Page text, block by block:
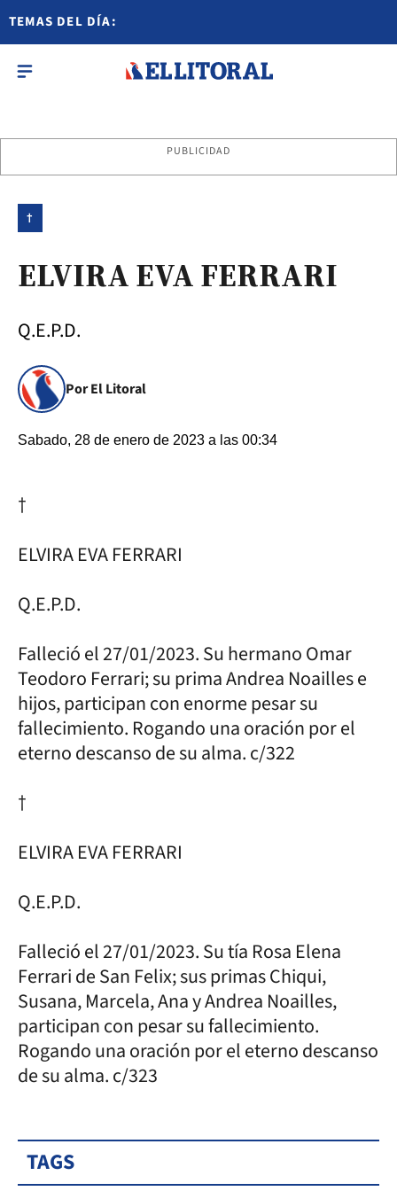
TEMAS DEL DÍA:
PUBLICIDAD
†
ELVIRA EVA FERRARI
Q.E.P.D.
Por El Litoral
Sabado, 28 de enero de 2023 a las 00:34
†
ELVIRA EVA FERRARI
Q.E.P.D.
Falleció el 27/01/2023. Su hermano Omar
Teodoro Ferrari; su prima Andrea Noailles e
hijos, participan con enorme pesar su
fallecimiento. Rogando una oración por el
eterno descanso de su alma. c/322
†
ELVIRA EVA FERRARI
Q.E.P.D.
Falleció el 27/01/2023. Su tía Rosa Elena
Ferrari de San Felix; sus primas Chiqui,
Susana, Marcela, Ana y Andrea Noailles,
participan con pesar su fallecimiento.
Rogando una oración por el eterno descanso
de su alma. c/323
TAGS